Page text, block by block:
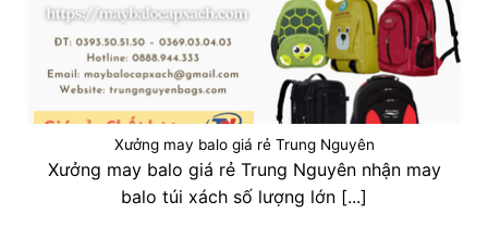
Xưởng may balo giá rẻ Trung Nguyên
Xưởng may balo giá rẻ Trung Nguyên nhận may
balo túi xách số lượng lớn [...]